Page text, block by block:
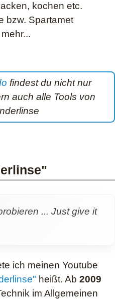
kochen etc.
bzw. Spartamet
findest du nicht nur
auch alle Tools von
... Just give it
ich meinen Youtube
heißt. Ab 2009
im Allgemeinen